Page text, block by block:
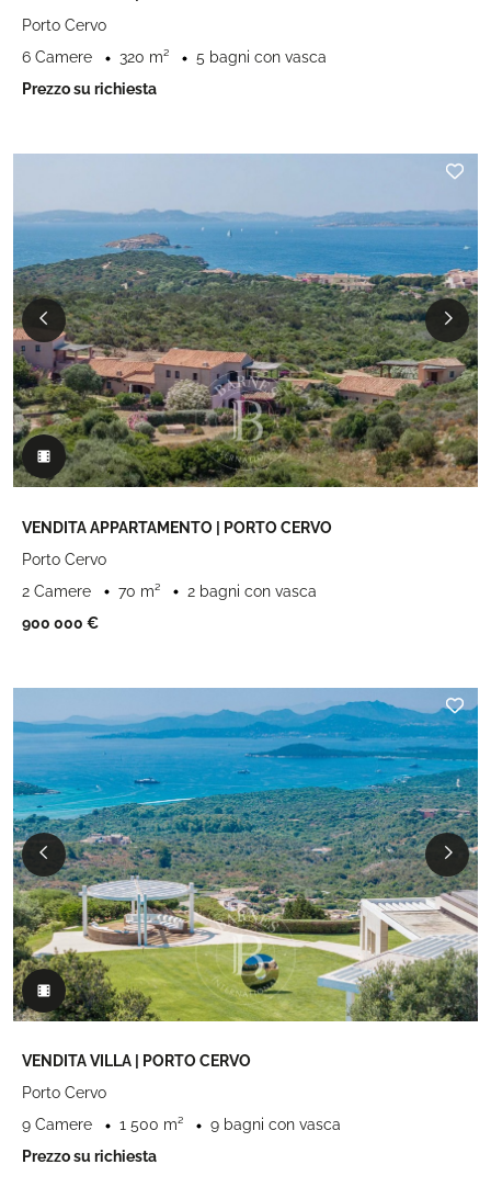
Porto Cervo
6 Camere
320 m²
5 bagni con vasca
Prezzo su richiesta
VENDITA APPARTAMENTO | PORTO CERVO
Porto Cervo
2 Camere
70 m²
2 bagni con vasca
900 000 €
VENDITA VILLA | PORTO CERVO
Porto Cervo
9 Camere
1 500 m²
9 bagni con vasca
Prezzo su richiesta